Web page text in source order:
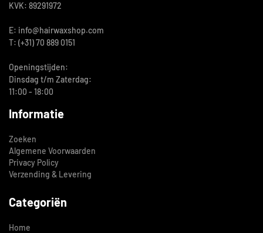
KVK: 89291972
E: info@hairwaxshop.com
T: (+31) 70 889 0151
Openingstijden:
Dinsdag t/m Zaterdag:
11:00 - 18:00
Informatie
Zoeken
Algemene Voorwaarden
Privacy Policy
Verzending & Levering
Categoriën
Home